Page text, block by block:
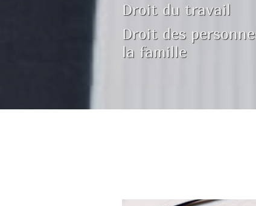
Droit du travail
Droit des
la famille